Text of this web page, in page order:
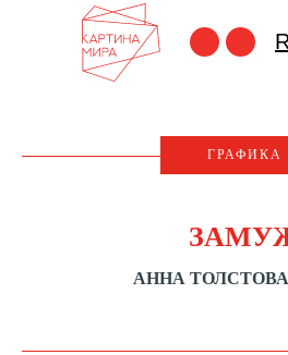
ГРАФИКА
АННА ТОЛСТОВА |